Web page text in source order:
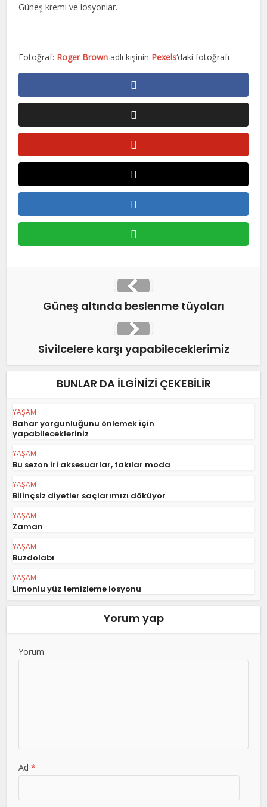
Güneş kremi ve losyonlar.
Fotoğraf: Roger Brown adlı kişinin Pexels‘daki fotoğrafı
Güneş altında beslenme tüyoları
Sivilcelere karşı yapabileceklerimiz
BUNLAR DA ILGINIZI ÇEKEBILIR
YAŞAM
Bahar yorgunluğunu önlemek için
yapabilecekleriniz
YAŞAM
Bu sezon iri aksesuarlar, takılar moda
YAŞAM
Bilinçsiz diyetler saçlarımızı döküyor
YAŞAM
Zaman
YAŞAM
Buzdolabı
YAŞAM
Limonlu yüz temizleme losyonu
Yorum yap
Yorum
Ad*